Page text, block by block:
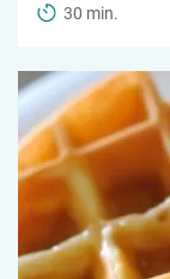
30 min.